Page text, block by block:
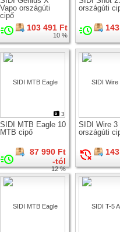
Vapo országúti
cipő
103 491 Ft
10 %
országúti
3
SIDI MTB Eagle 10
MTB cipő
87 990 Ft
-tól
12 %
SIDI Wire 3
országúti